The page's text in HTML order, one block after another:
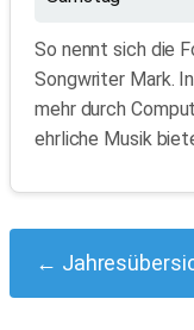
So nennt sich die
Songwriter Mark.
mehr durch
ehrliche Musik
←